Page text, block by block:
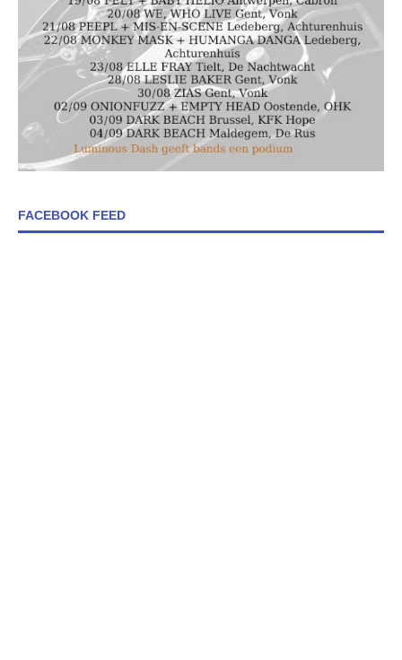
FACEBOOK FEED